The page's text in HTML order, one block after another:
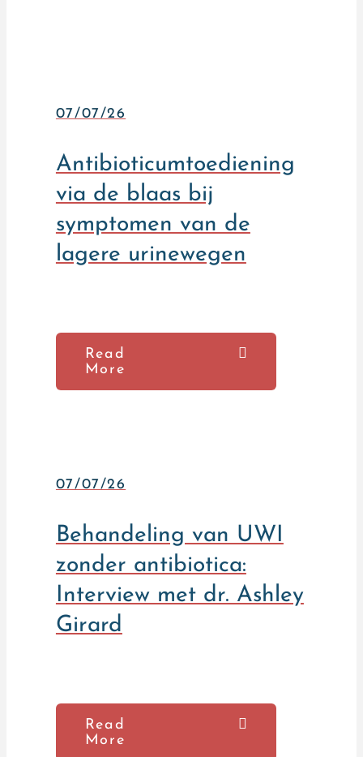
07/07/26
Antibioticumtoediening
via de blaas bij
symptomen van de
lagere urinewegen
Read
More
07/07/26
Behandeling van UWI
zonder antibiotica:
Interview met dr. Ashley
Girard
Read
More